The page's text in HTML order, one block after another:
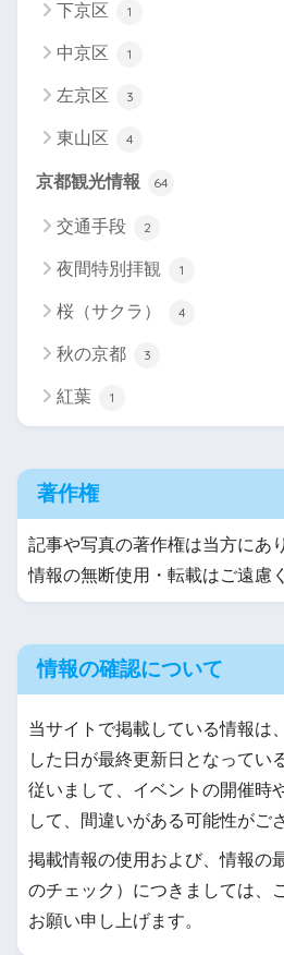
下京区 1
中京区 1
左京区 3
東山区 4
京都観光情報 64
交通手段 2
夜間特別拝観 1
桜（サクラ） 4
秋の京都 3
紅葉 1
著作権
記事や写真の著作権は当方にあ
情報の無断使用・転載はご遠慮
情報の確認について
当サイトで掲載している情報は
した日が最終更新日となってい
従いまして、イベントの開催時
して、間違いがある可能性がご
掲載情報の使用および、情報の
のチェック）につきましては、
お願い申し上げます。